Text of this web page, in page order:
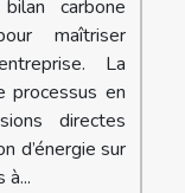
carbone
maîtriser
La
processus en
directes
d’énergie sur